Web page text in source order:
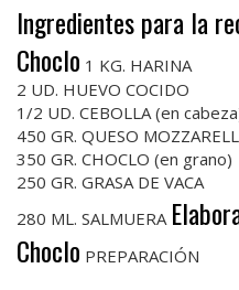
Ingredientes para la
Choclo 1 KG. HARINA
2 UD. HUEVO COCIDO
1/2 UD. CEBOLLA (en
450 GR. QUESO
350 GR. CHOCLO (en grano)
250 GR. GRASA DE VACA
280 ML. SALMUERA
Choclo PREPARACIÓN